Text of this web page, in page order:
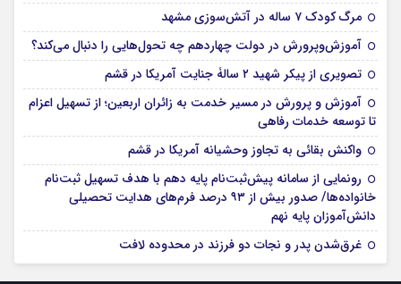
مرگ کودک ۷ ساله در آتش‌سوزی مشهد
آموزش‌وپرورش در دولت چهاردهم چه تحول‌هایی را دنبال می‌کند؟
تصویری از پیکر شهید ۲ سالۀ جنایت آمریکا در قشم
آموزش و پرورش در مسیر خدمت به زائران اربعین؛ از تسهیل اعزام
تا توسعه خدمات رفاهی
واکنش بقائی به تجاوز وحشیانه آمریکا در قشم
رونمایی از سامانه پیش‌ثبت‌نام پایه دهم با هدف تسهیل ثبت‌نام
خانواده‌ها/ صدور بیش از ۹۳ درصد فرم‌های هدایت تحصیلی
دانش‌آموزان پایه نهم
غرق‌شدن پدر و نجات دو فرزند در محدوده لافت